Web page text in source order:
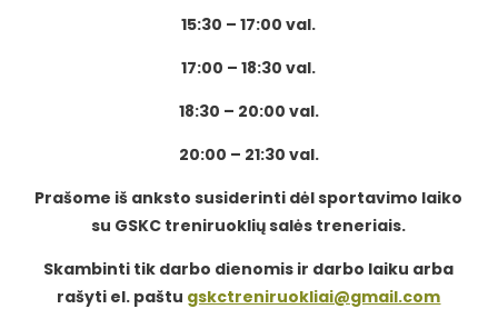
15:30 – 17:00 val.
17:00 – 18:30 val.
18:30 – 20:00 val.
20:00 – 21:30 val.
Prašome iš anksto susiderinti dėl sportavimo laiko
su GSKC treniruoklių salės treneriais.
Skambinti tik darbo dienomis ir darbo laiku arba
rašyti el. paštu gskctreniruokliai@gmail.com